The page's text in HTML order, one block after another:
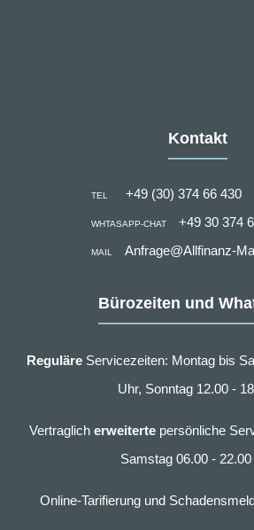
Kontakt
TEL +49 (30) 374 66 430
WHTASAPP-CHAT +49 30 374
MAIL Anfrage@Allfinanz-
Bürozeiten und
ReguläreServicezeiten: Montag bis
Uhr, Sonntag 12.00 -
Vertraglicherweiterte persönliche
Samstag 06.00 -
Online-Tarifierung und